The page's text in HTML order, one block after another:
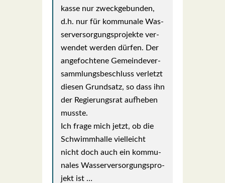
kas­se nur zweck­ge­bun­den,
d.h. nur für kom­mu­na­le Was­
ser­ver­sor­gungs­pro­jek­te ver­
wen­det wer­den dür­fen. Der
ange­foch­te­ne Gemein­de­ver­
samm­lungs­be­schluss ver­letzt
die­sen Grund­satz, so dass ihn
der Regie­rungs­rat auf­he­ben
muss­te.
Ich fra­ge mich jetzt, ob die
Schwimm­hal­le viel­leicht
nicht doch auch ein kom­mu­
na­les Was­ser­ver­sor­gungs­pro­
jekt ist …